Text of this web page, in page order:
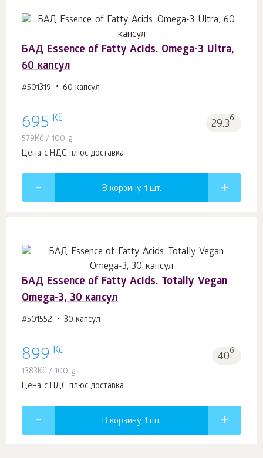
БАД Essence of Fatty Acids. Оmega-3 Ultra,
60 капсул
#501319 60 капсул
695 Kč 29.3б.
579Kč / 100 g
Цена с НДС плюс доставка
В корзину 1 шт.
БАД Essence of Fatty Acids. Totally Vegan
Omega-3, 30 капсул
#501552 30 капсул
899 Kč 40б.
1383Kč / 100 g
Цена с НДС плюс доставка
В корзину 1 шт.